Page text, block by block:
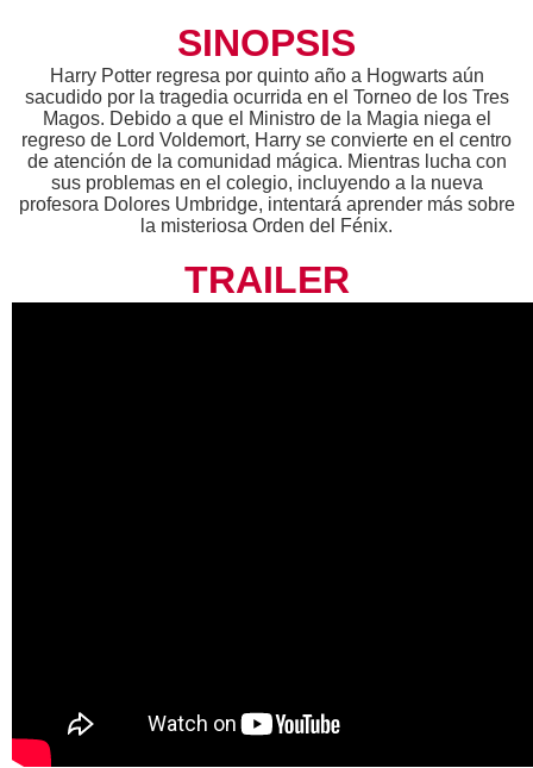
SINOPSIS
Harry Potter regresa por quinto año a Hogwarts aún
sacudido por la tragedia ocurrida en el Torneo de los Tres
Magos. Debido a que el Ministro de la Magia niega el
regreso de Lord Voldemort, Harry se convierte en el centro
de atención de la comunidad mágica. Mientras lucha con
sus problemas en el colegio, incluyendo a la nueva
profesora Dolores Umbridge, intentará aprender más sobre
la misteriosa Orden del Fénix.
TRAILER